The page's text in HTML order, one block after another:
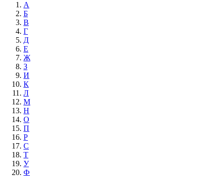
А
Б
В
Г
Д
Е
Ж
З
И
К
Л
М
Н
О
П
Р
С
Т
У
Ф